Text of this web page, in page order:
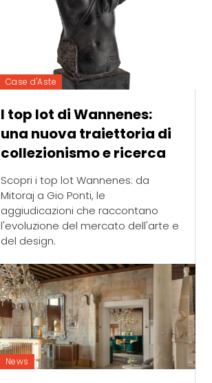
Case d'Aste
I top lot di Wannenes:
una nuova traiettoria di
collezionismo e ricerca
Scopri i top lot Wannenes: da
Mitoraj a Gio Ponti, le
aggiudicazioni che raccontano
l'evoluzione del mercato dell'arte e
del design.
News